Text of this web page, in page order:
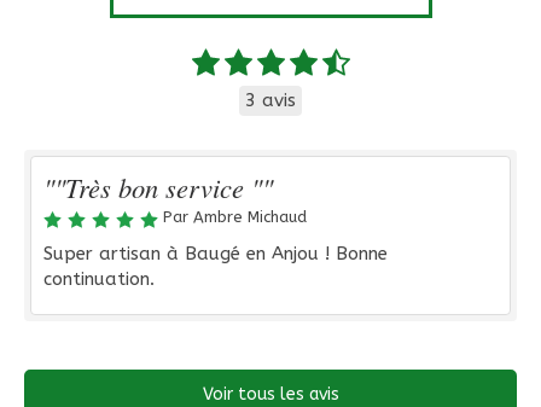
3 avis
""Très bon service ""
Par Ambre Michaud
Super artisan à Baugé en Anjou ! Bonne
continuation.
Voir tous les avis